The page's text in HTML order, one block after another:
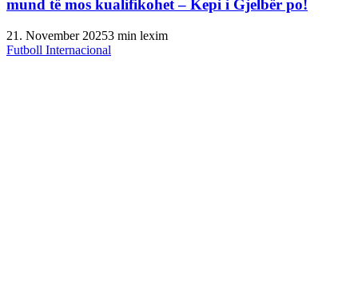
mund të mos kualifikohet – Kepi i Gjelbër po!
21. November 20253 min lexim
Futboll Internacional